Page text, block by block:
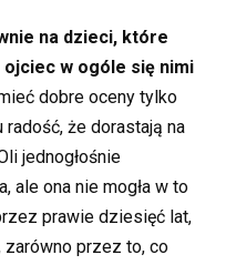
na dzieci, które
ojciec w ogóle się nimi
dobre oceny tylko
radość, że dorastają na
jednogłośnie
ale ona nie mogła w to
prawie dziesięć lat,
przez to, co